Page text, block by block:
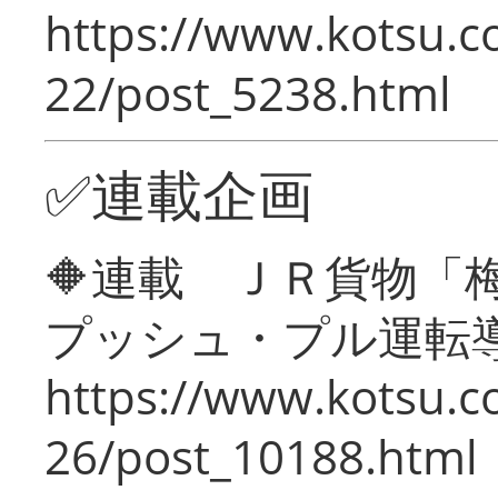
https://
22/post_5238.html
✅連載企画
🔶連載 ＪＲ貨物「
プッシュ・プル運転
https://
26/post_10188.html